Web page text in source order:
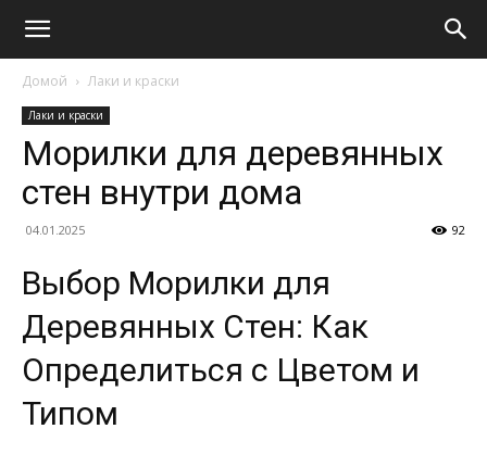
Домой Лаки и краски
Лаки и краски
Морилки для деревянных
стен внутри дома
04.01.2025 92
Выбор Морилки для
Деревянных Стен: Как
Определиться с Цветом и
Типом